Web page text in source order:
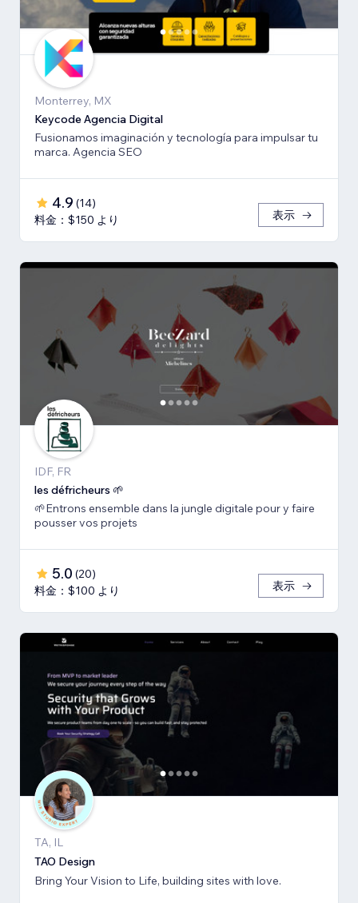
Monterrey, MX
Keycode Agencia Digital
Fusionamos imaginación y tecnología para impulsar tu
marca. Agencia SEO
4.9 (14)
料金：$150 より
表示
IDF, FR
les défricheurs 🌱
🌱Entrons ensemble dans la jungle digitale pour y faire
pousser vos projets
5.0 (20)
料金：$100 より
表示
TA, IL
TAO Design
Bring Your Vision to Life, building sites with love.